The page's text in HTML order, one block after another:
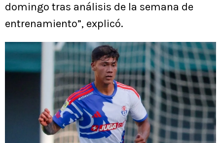
domingo tras análisis de la semana de
entrenamiento”, explicó.